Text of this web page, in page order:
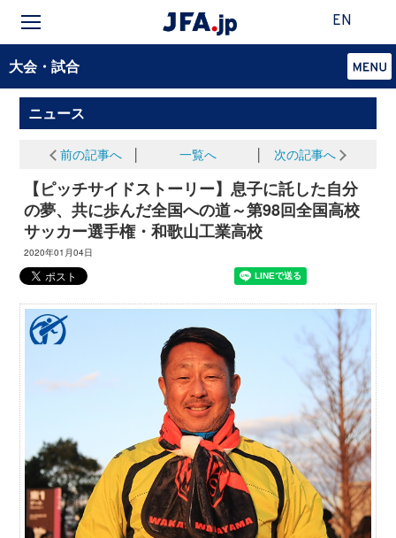
EN
大会・試合
ニュース
前の記事へ 一覧へ 次の記事へ
【ピッチサイドストーリー】息子に託した自分
の夢、共に歩んだ全国への道～第98回全国高校
サッカー選手権・和歌山工業高校
2020年01月04日